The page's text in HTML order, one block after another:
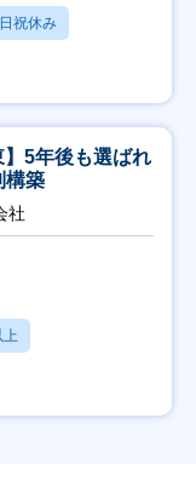
祝休み
】5年後も選ばれ
構築
社